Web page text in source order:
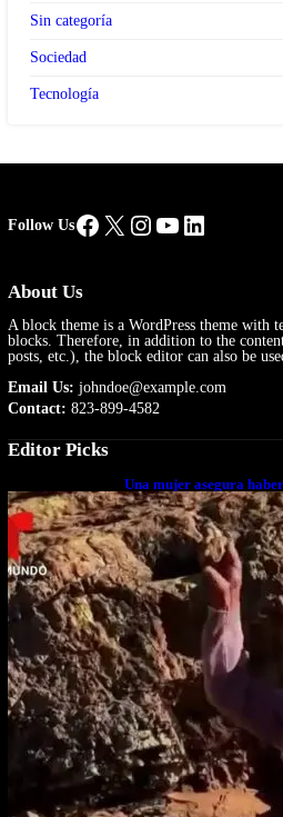
Sin categoría
Sociedad
Tecnología
Follow UsFacebook
X Instagram
YouTube
LinkedIn
About Us
A block theme is a WordPress theme with
blocks. Therefore, in addition to the
posts, etc.), the block editor can also be
Email Us: johndoe@example.com
Contact: 823-899-4582
Editor Picks
Una mujer asegura
cuerpo a cuerpo